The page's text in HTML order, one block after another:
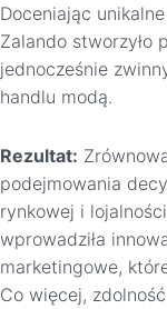
Doceniając
Zalando stworzyło
jednocześnie
handlu modą.
Rezultat:
podejmowania
rynkowej i
wprowadziła
marketingowe,
Co więcej,